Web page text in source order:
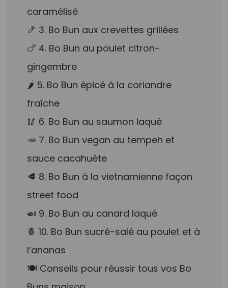
caramélisé
🍤 3. Bo Bun aux crevettes grillées
🍗 4. Bo Bun au poulet citron-
gingembre
🌶️ 5. Bo Bun épicé à la coriandre
fraîche
🥢 6. Bo Bun au saumon laqué
🥕 7. Bo Bun vegan au tempeh et
sauce cacahuète
🥩 8. Bo Bun à la vietnamienne façon
street food
🍛 9. Bo Bun au canard laqué
🍍 10. Bo Bun sucré-salé au poulet et à
l’ananas
🍽️ Conseils pour réussir tous vos Bo